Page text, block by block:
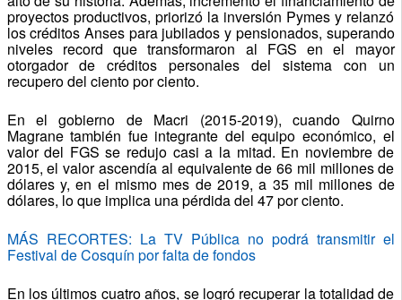
proyectos productivos, priorizó la inversión Pymes y relanzó
los créditos Anses para jubilados y pensionados, superando
niveles record que transformaron al FGS en el mayor
otorgador de créditos personales del sistema con un
recupero del ciento por ciento.
En el gobierno de Macri (2015-2019), cuando Quirno
Magrane también fue integrante del equipo económico, el
valor del FGS se redujo casi a la mitad. En noviembre de
2015, el valor ascendía al equivalente de 66 mil millones de
dólares y, en el mismo mes de 2019, a 35 mil millones de
dólares, lo que implica una pérdida del 47 por ciento.
MÁS RECORTES: La TV Pública no podrá transmitir el
Festival de Cosquín por falta de fondos
En los últimos cuatro años, se logró recuperar la totalidad de